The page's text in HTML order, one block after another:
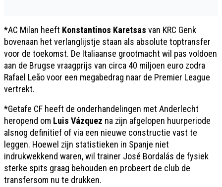
*AC Milan heeft Konstantinos Karetsas van KRC Genk
bovenaan het verlanglijstje staan als absolute toptransfer
voor de toekomst. De Italiaanse grootmacht wil pas voldoen
aan de Brugse vraagprijs van circa 40 miljoen euro zodra
Rafael Leão voor een megabedrag naar de Premier League
vertrekt.
*Getafe CF heeft de onderhandelingen met Anderlecht
heropend om Luis Vázquez na zijn afgelopen huurperiode
alsnog definitief of via een nieuwe constructie vast te
leggen. Hoewel zijn statistieken in Spanje niet
indrukwekkend waren, wil trainer José Bordalás de fysiek
sterke spits graag behouden en probeert de club de
transfersom nu te drukken.